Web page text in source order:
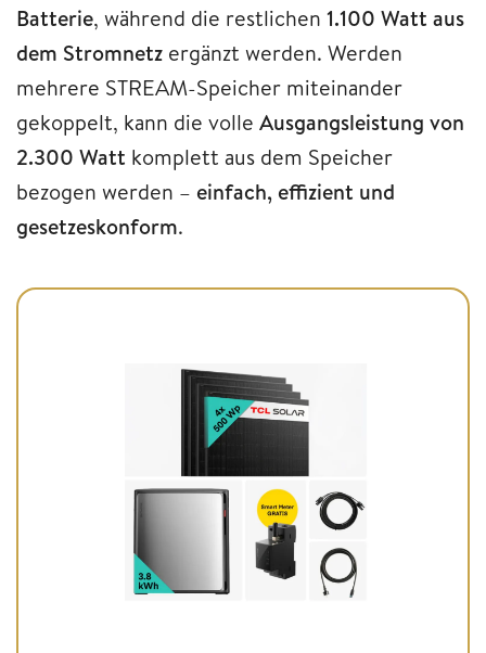
Batterie, während die restlichen 1.100 Watt aus
dem Stromnetz ergänzt werden. Werden
mehrere STREAM-Speicher miteinander
gekoppelt, kann die volle Ausgangsleistung von
2.300 Watt komplett aus dem Speicher
bezogen werden – einfach, effizient und
gesetzeskonform.